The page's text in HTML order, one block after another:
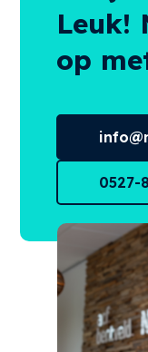
Leuk!
op
0527-